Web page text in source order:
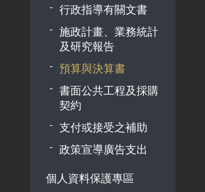
行政指導有關文書
施政計畫、業務統計
及研究報告
預算與決算書
書面公共工程及採購
契約
支付或接受之補助
政策宣導廣告支出
個人資料保護專區